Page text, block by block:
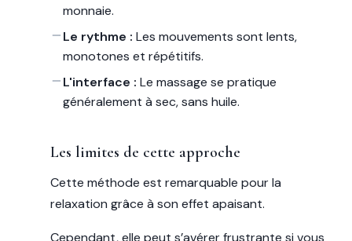
monnaie.
Le rythme : Les mouvements sont lents,
monotones et répétitifs.
L'interface : Le massage se pratique
généralement à sec, sans huile.
Les limites de cette approche
Cette méthode est remarquable pour la
relaxation grâce à son effet apaisant.
Cependant, elle peut s’avérer frustrante si vous